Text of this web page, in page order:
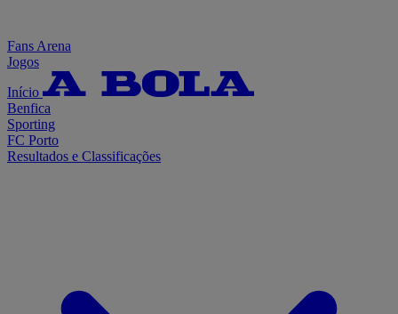
Fans Arena
Jogos
Início
Benfica
Sporting
FC Porto
Resultados e Classificações